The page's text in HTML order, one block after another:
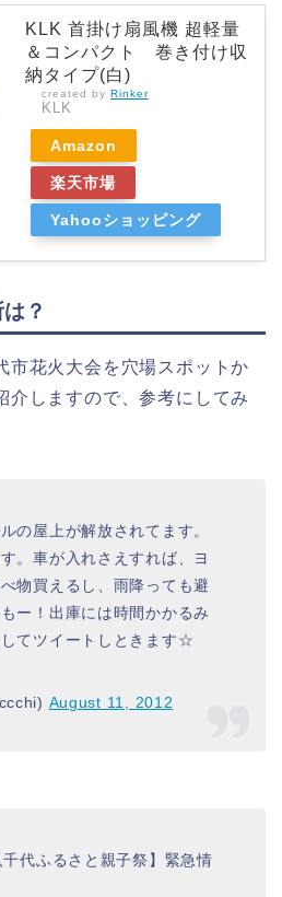
KLK 首掛け扇風機 超軽量
＆コンパクト 巻き付け収
納タイプ(白)
created by Rinker
KLK
Amazon
楽天市場
Yahooショッピング
？
市花火大会を穴場スポットか
介しますので、参考にしてみ
の屋上が解放されてます。
。車が入れさえすれば、ヨ
物買えるし、雨降っても避
ー！出庫には時間かかるみ
てツイートしときます☆
August 11, 2012
代ふるさと親子祭】緊急情